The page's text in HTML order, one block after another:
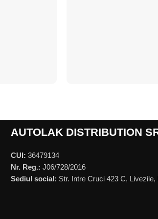
AUTOLAK DISTRIBUTION
CUI: 36479134
Nr. Reg.: J06/728/2016
Sediul social: Str. Intre Cruci 423 C, Livezile,